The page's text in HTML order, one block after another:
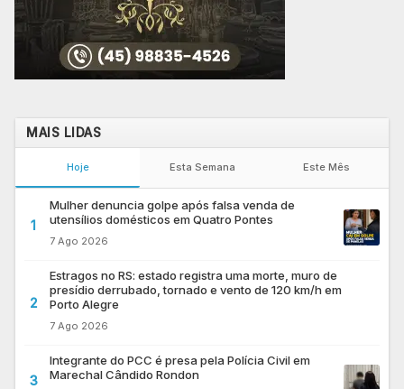
MAIS LIDAS
Hoje Esta Semana Este Mês
1
Mulher denuncia golpe após falsa venda de
utensílios domésticos em Quatro Pontes
7 Ago 2026
2
Estragos no RS: estado registra uma morte, muro de
presídio derrubado, tornado e vento de 120 km/h em
Porto Alegre
7 Ago 2026
3
Integrante do PCC é presa pela Polícia Civil em
Marechal Cândido Rondon